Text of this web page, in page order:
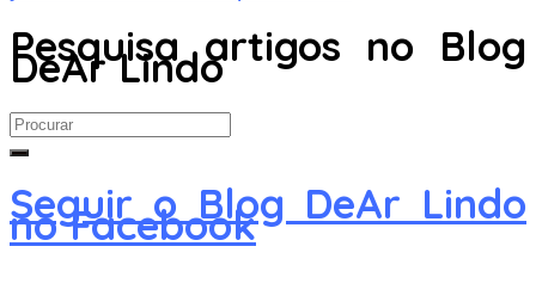
Pesquisa artigos no Blog
DeAr Lindo
Search
for:
Seguir o Blog DeAr Lindo
no Facebook